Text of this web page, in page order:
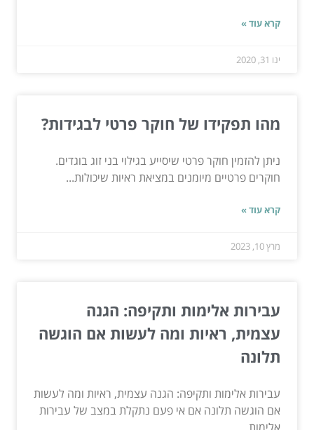
קרא עוד »
ינו 31, 2020
מהו תפקידו של חוקר פרטי לבגידות?
ניתן להזמין חוקר פרטי שיסייע בגילוי בני זוג בוגדים.
חוקרים פרטיים מיומנים במציאת ראיות שיכולות...
קרא עוד »
מרץ 10, 2023
עבירות אלימות ותקיפה: הגנה
עצמית, ראיות ומה לעשות אם הוגשה
תלונה
עבירות אלימות ותקיפה: הגנה עצמית, ראיות ומה לעשות
אם הוגשה תלונה אם אי פעם נתקלת במצב של עבירות